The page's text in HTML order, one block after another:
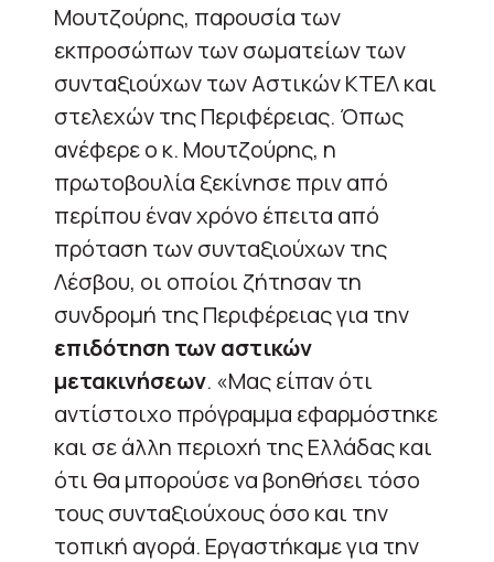
Μουτζούρης, παρουσία των
εκπροσώπων των σωματείων των
συνταξιούχων των Αστικών ΚΤΕΛ και
στελεχών της Περιφέρειας. Όπως
ανέφερε ο κ. Μουτζούρης, η
πρωτοβουλία ξεκίνησε πριν από
περίπου έναν χρόνο έπειτα από
πρόταση των συνταξιούχων της
Λέσβου, οι οποίοι ζήτησαν τη
συνδρομή της Περιφέρειας για την
επιδότηση των αστικών
μετακινήσεων. «Μας είπαν ότι
αντίστοιχο πρόγραμμα εφαρμόστηκε
και σε άλλη περιοχή της Ελλάδας και
ότι θα μπορούσε να βοηθήσει τόσο
τους συνταξιούχους όσο και την
τοπική αγορά. Εργαστήκαμε για την